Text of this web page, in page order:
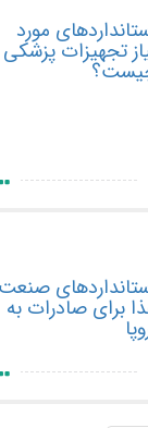
مورد
تجهیزات پزشکی
صنعت
برای صادرات به